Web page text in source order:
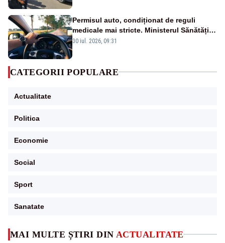
MAI MULTE ȘTIRI DIN ACTUALITATE
Permisul auto, condiționat de reguli
medicale mai stricte. Ministerul Sănătății
propune schimbări majore
30 iul. 2026, 09:31
CATEGORII POPULARE
Actualitate
Politica
Economie
Social
Sport
Sanatate